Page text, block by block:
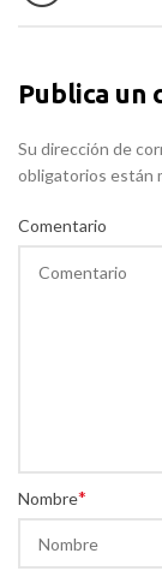
Publica un
Su dirección de
obligatorios están
Comentario
Nombre*